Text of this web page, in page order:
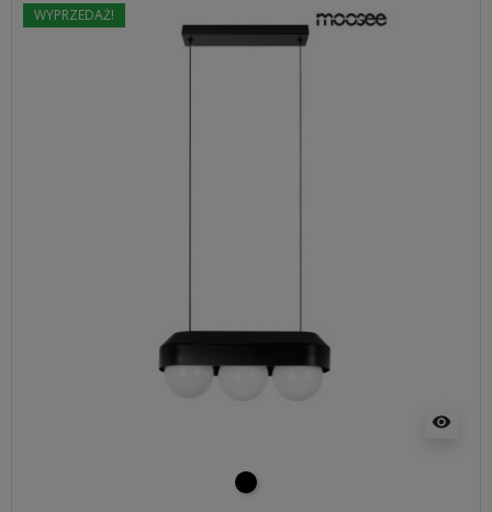
WYPRZEDAŻ!
visibility
czarny